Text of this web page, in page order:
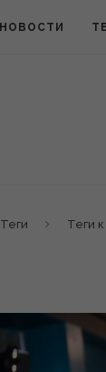
НОВОСТИ
Теги Теги